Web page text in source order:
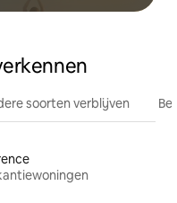
soorten verblijven